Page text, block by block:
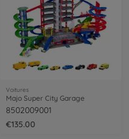
Voitures
Majo Super City Garage
8502009001
€135.00